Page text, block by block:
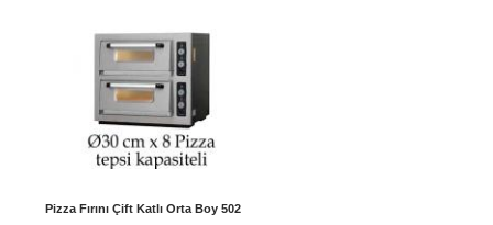
Pizza Fırını Çift Katlı Orta Boy 502